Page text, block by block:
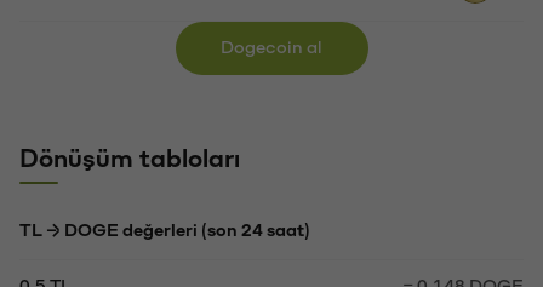
Dogecoin al
Dönüşüm tabloları
TL → DOGE değerleri (son 24 saat)